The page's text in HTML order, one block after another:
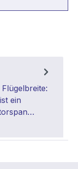
ein